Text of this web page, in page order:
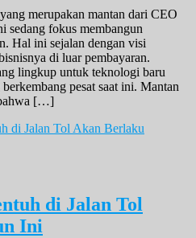
merupakan mantan dari CEO
sedang fokus membangun
Hal ini sejalan dengan visi
di luar pembayaran.
lingkup untuk teknologi baru
pesat saat ini. Mantan
[…]
di Jalan Tol
Ini